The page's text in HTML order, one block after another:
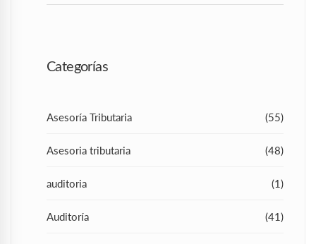
Categorías
Asesoría Tributaria (55)
Asesoria tributaria (48)
auditoria (1)
Auditoría (41)